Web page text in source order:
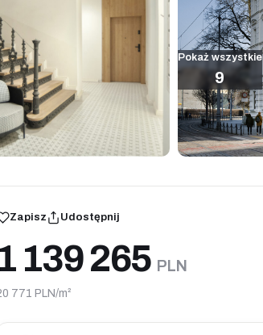
Pokaż wszystkie
9
Zapisz Udostępnij
1 139 265 PLN
771 PLN/m²